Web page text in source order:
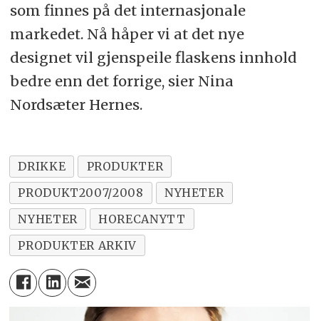
som finnes på det internasjonale
markedet. Nå håper vi at det nye
designet vil gjenspeile flaskens innhold
bedre enn det forrige, sier Nina
Nordsæter Hernes.
DRIKKE
PRODUKTER
PRODUKT2007/2008
NYHETER
NYHETER
HORECANYTT
PRODUKTER ARKIV